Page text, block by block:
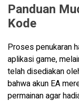
Panduan
Kode
Proses penukaran
aplikasi game,
telah disediakan
bahwa akun EA
permainan agar